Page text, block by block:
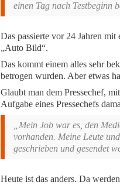
einen Tag nach Testbeginn
Das passierte vor 24 Jahren
„Auto Bild“.
Das kommt einem alles sehr
betrogen wurden. Aber etwas
Glaubt man dem Pressechef,
Aufgabe eines Pressechefs
„Mein Job war es, den
vorhanden. Meine Leute
geschrieben und gesendet
Heute ist das anders. Da